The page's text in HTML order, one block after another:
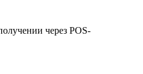
через POS-